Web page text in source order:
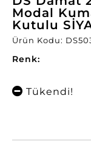
Modal
Kutulu
Ürün Kodu:
Renk:
Tükendi!